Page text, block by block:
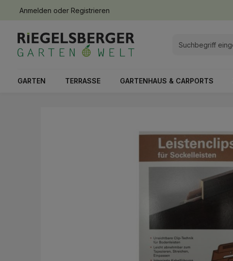
Zur Hauptnavigation springen
Anmelden oder Registrieren
GARTEN TERRASSE GARTENHAUS & CARPORTS